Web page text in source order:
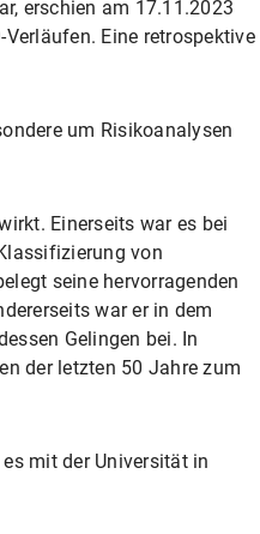
erschien am 17.11.2023
Eine retrospektive
um Risikoanalysen
Einerseits war es bei
von
seine hervorragenden
war er in dem
Gelingen bei. In
der letzten 50 Jahre zum
mit der Universität in